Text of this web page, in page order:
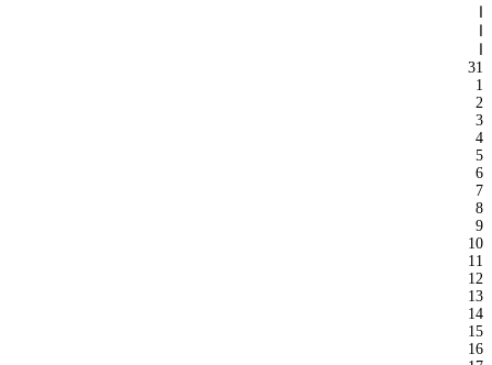
ا
ا
ا
31
1
2
3
4
5
6
7
8
9
10
11
12
13
14
15
16